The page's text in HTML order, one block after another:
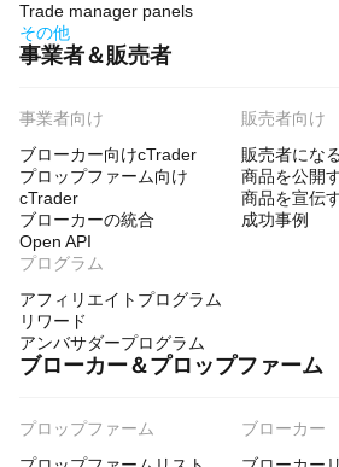
Trade manager panels
その他
事業者＆販売者
事業者向け
ブローカー向けcTrader
プロップファーム向け
cTrader
ブローカーの統合
Open API
販売者向け
販売者にな
商品を公開
商品を宣伝
成功事例
プログラム
アフィリエイトプログラム
リワード
アンバサダープログラム
ブローカー＆プロップファーム
プロップファーム
ブローカー